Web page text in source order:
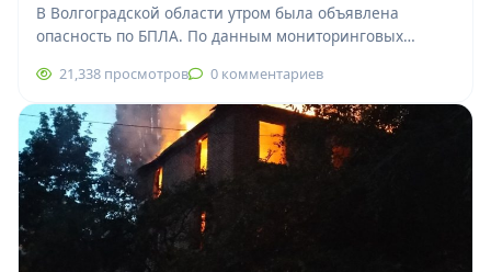
В Волгоградской области утром была объявлена
опасность по БПЛА. По данным мониторинговых
фиксируются сразу в нескольких…
21,338 просмотров 0 комментариев